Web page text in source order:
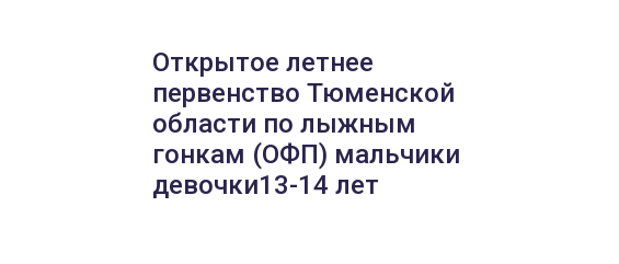
Открытое летнее
первенство Тюменской
области по лыжным
гонкам (ОФП) мальчики
девочки13-14 лет